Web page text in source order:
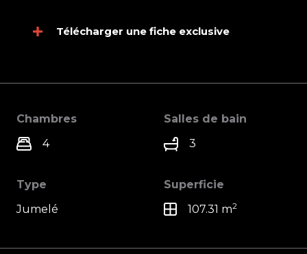
Télécharger une fiche exclusive
Chambres
4
Salles de bain
3
Type
Jumelé
Superficie
107.31 m2